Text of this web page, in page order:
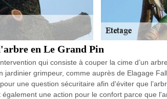
en Le Grand Pin
qui consiste à couper la cime d’un
jardinier grimpeur, comme auprès de Elagage
une question sécuritaire afin d'éviter que
une action pour le confort parce que